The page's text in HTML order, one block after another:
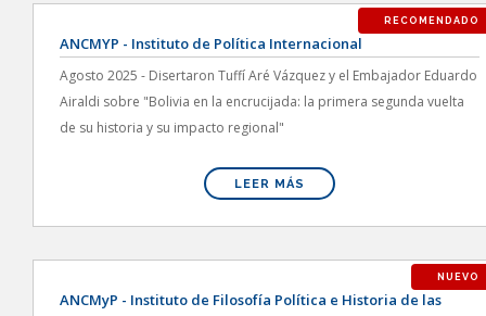
RECOMENDADO
ANCMYP - Instituto de Política Internacional
Agosto 2025 - Disertaron Tuffí Aré Vázquez y el Embajador Eduardo
Airaldi sobre "Bolivia en la encrucijada: la primera segunda vuelta
de su historia y su impacto regional"
LEER MÁS
NUEVO
ANCMyP - Instituto de Filosofía Política e Historia de las